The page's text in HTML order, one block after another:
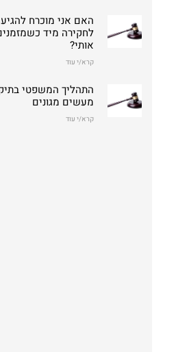
האם אני מוכרח להגיע
לחקירה מיד
אותי?
קרא/י עוד
התהליך המשפטי
מעשים מגונים
קרא/י עוד